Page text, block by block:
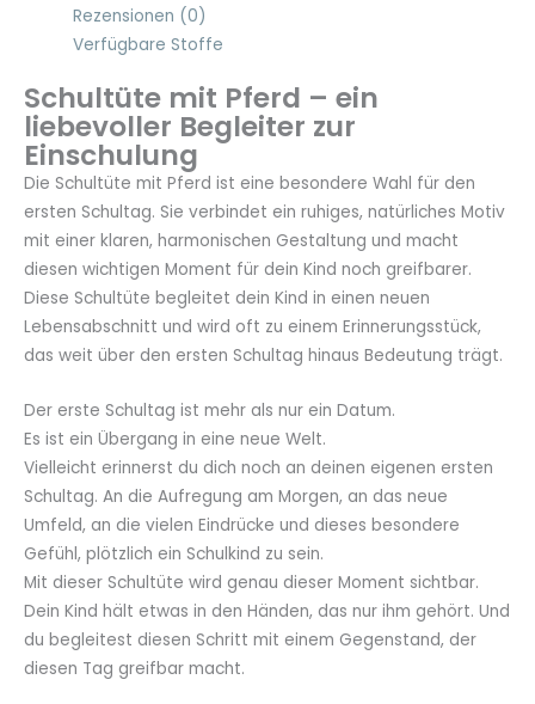
Rezensionen (0)
Verfügbare Stoffe
Schultüte mit Pferd – ein
liebevoller Begleiter zur
Einschulung
Die Schultüte mit Pferd ist eine besondere Wahl für den
ersten Schultag. Sie verbindet ein ruhiges, natürliches Motiv
mit einer klaren, harmonischen Gestaltung und macht
diesen wichtigen Moment für dein Kind noch greifbarer.
Diese Schultüte begleitet dein Kind in einen neuen
Lebensabschnitt und wird oft zu einem Erinnerungsstück,
das weit über den ersten Schultag hinaus Bedeutung trägt.
Der erste Schultag ist mehr als nur ein Datum.
Es ist ein Übergang in eine neue Welt.
Vielleicht erinnerst du dich noch an deinen eigenen ersten
Schultag. An die Aufregung am Morgen, an das neue
Umfeld, an die vielen Eindrücke und dieses besondere
Gefühl, plötzlich ein Schulkind zu sein.
Mit dieser Schultüte wird genau dieser Moment sichtbar.
Dein Kind hält etwas in den Händen, das nur ihm gehört. Und
du begleitest diesen Schritt mit einem Gegenstand, der
diesen Tag greifbar macht.